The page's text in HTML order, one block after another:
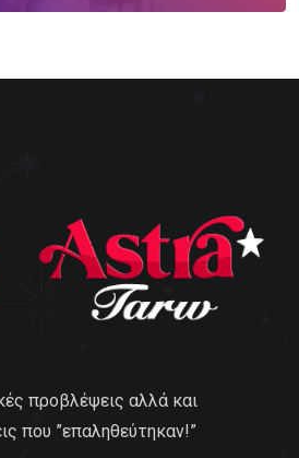
προβλέψεις αλλά και
που ”επαληθεύτηκαν!”